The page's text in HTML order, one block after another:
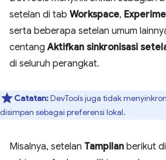
setelan di tab Workspace,
serta beberapa setelan umum
centangAktifkan sinkronisasi
di seluruh perangkat.
Catatan:DevTools juga tidak
disimpan sebagai preferensi lokal.
Misalnya, setelan Tampilan berikut